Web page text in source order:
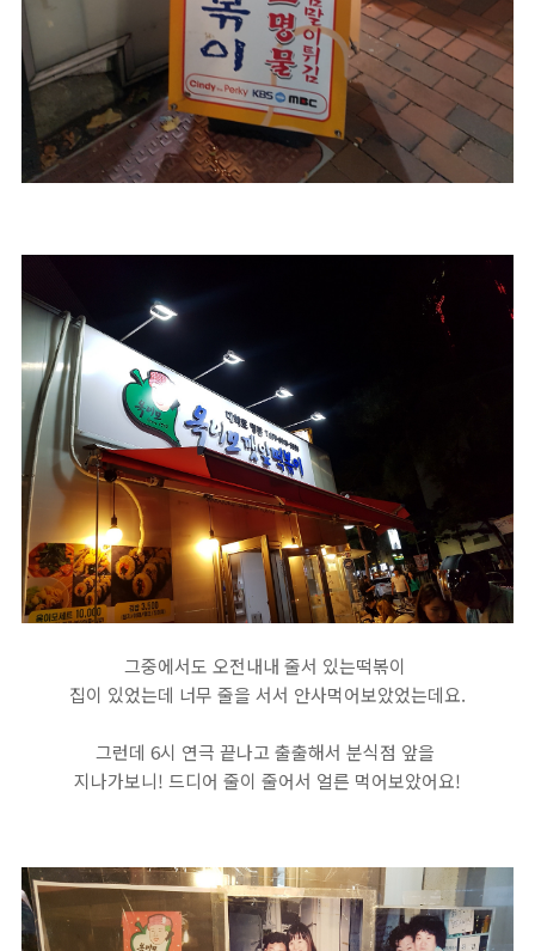
그중에서도 오전내내 줄서 있는떡볶이
집이 있었는데 너무 줄을 서서 안사먹어보았었는데요.
그런데 6시 연극 끝나고 출출해서 분식점 앞을
지나가보니! 드디어 줄이 줄어서 얼른 먹어보았어요!